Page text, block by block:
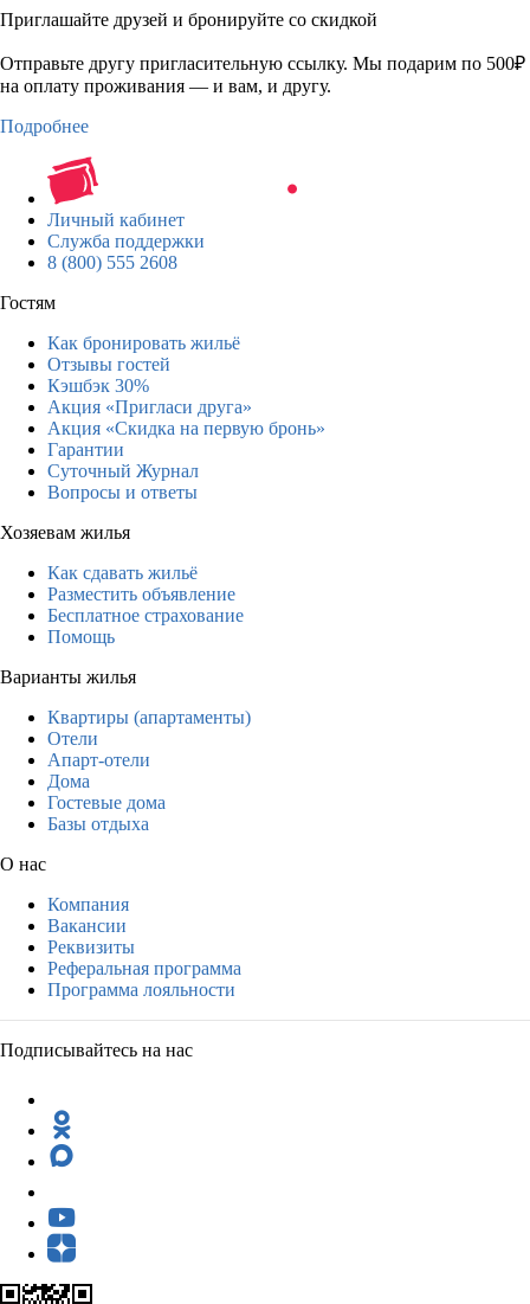
Приглашайте друзей и бронируйте со скидкой
Отправьте другу пригласительную ссылку. Мы подарим по 500₽
на оплату проживания — и вам, и другу.
Подробнее
Личный кабинет
Служба поддержки
8 (800) 555 2608
Гостям
Как бронировать жильё
Отзывы гостей
Кэшбэк 30%
Акция «Пригласи друга»
Акция «Скидка на первую бронь»
Гарантии
Суточный Журнал
Вопросы и ответы
Хозяевам жилья
Как сдавать жильё
Разместить объявление
Бесплатное страхование
Помощь
Варианты жилья
Квартиры (апартаменты)
Отели
Апарт-отели
Дома
Гостевые дома
Базы отдыха
О нас
Компания
Вакансии
Реквизиты
Реферальная программа
Программа лояльности
Подписывайтесь на нас